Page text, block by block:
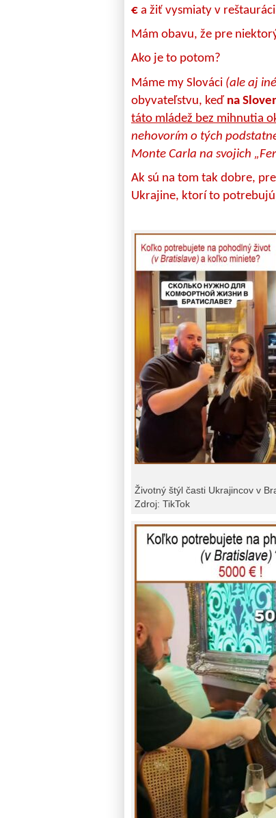
€ a žiť vysmiaty v
Mám obavu, že pre
Ako je to potom?
Máme my Slováci (ale aj
obyvateľstvu, keď na
táto mládež bez mihnutia
nehovorím o tých
Monte Carla na svojich
Ak sú na tom tak dobre,
Ukrajine, ktorí to
Životný štýl časti Ukrajincov v
Zdroj: TikTok